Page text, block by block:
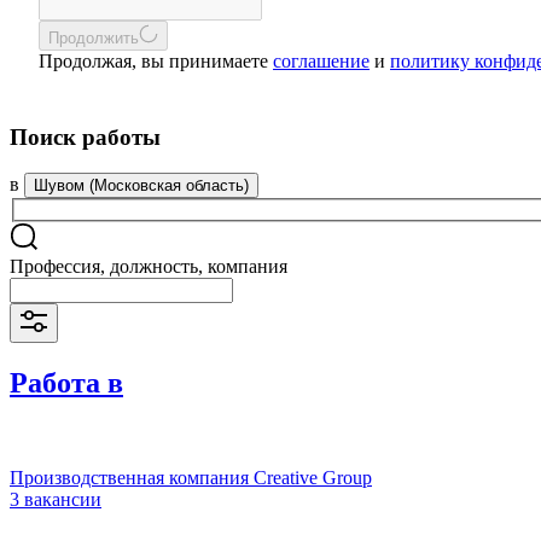
Продолжить
Продолжая, вы принимаете соглашение и политику
Поиск работы
в Шувом (Московская область)
Профессия, должность, компания
Работа в
Производственная компания Creative Group
3 вакансии